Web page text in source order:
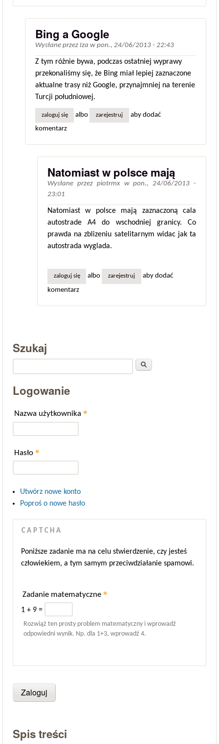
Bing a Google
Wysłane przez Iza w pon., 24/06/2013 - 22:43
Z tym różnie bywa, podczas ostatniej wyprawy
przekonaliśmy się, że Bing miał lepiej zaznaczone
aktualne trasy niż Google, przynajmniej na terenie
Turcji południowej.
zaloguj się albo zarejestruj
aby dodać
komentarz
Natomiast w polsce mają
Wysłane przez piotrmxwpon., 24/06/2013 -
23:01
Natomiast w polsce mają zaznaczoną cala
autostrade A4 do wschodniej granicy. Co
prawda na zblizeniu satelitarnym widac jak ta
autostrada wyglada.
zaloguj się albo zarejestruj
aby dodać
komentarz
Szukaj
Logowanie
Nazwa użytkownika *
Hasło *
Utwórz nowe konto
Poproś o nowe hasło
CAPTCHA
Poniższe zadanie ma na celu stwierdzenie, czy jesteś
człowiekiem, a tym samym przeciwdziałanie spamowi.
Zadanie matematyczne *
1 + 9 =
Rozwiąż ten prosty problem matematyczny i wprowadź
odpowiedni wynik. Np. dla 1+3, wprowadź 4.
Spis treści